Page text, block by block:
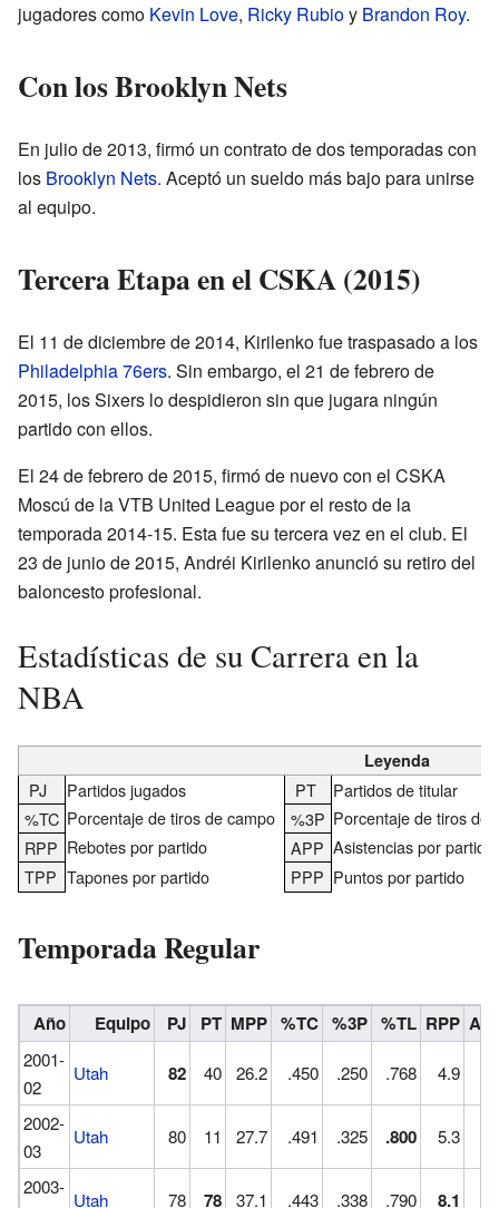
jugadores como Kevin Love, Ricky Rubioy Brandon Roy.
Con los Brooklyn Nets
En julio de 2013, firmó un contrato de dos temporadas con
los Brooklyn Nets. Aceptó un sueldo más bajo para unirse
al equipo.
Tercera Etapa en el CSKA (2015)
El 11 de diciembre de 2014, Kirilenko fue traspasado a los
Philadelphia 76ers. Sin embargo, el 21 de febrero de
2015, los Sixers lo despidieron sin que jugara ningún
partido con ellos.
El 24 de febrero de 2015, firmó de nuevo con el CSKA
Moscú de la VTB United League por el resto de la
temporada 2014-15. Esta fue su tercera vez en el club. El
23 de junio de 2015, Andréi Kirilenko anunció su retiro del
baloncesto profesional.
Estadísticas de su Carrera en la
NBA
Leyenda
PJ Partidos jugados PT
Partidos de titular
%TC Porcentaje de tiros de campo %3P Porcentaje de tiros de
RPP Rebotes por partido APP Asistencias por partido
TPP Tapones por partido PPP Puntos por partido
Temporada Regular
Año Equipo PJ PT MPP %TC %3P %TL RPP
2001-
02
Utah 82 40 26.2 .450 .250 .768 4.9
2002-
03
Utah 80 11 27.7 .491 .325 .800 5.3
2003-
Utah 78 78 37.1 .443 .338 .790 8.1